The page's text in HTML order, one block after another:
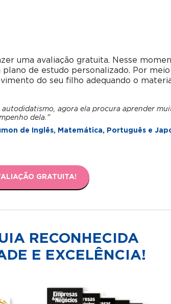
uma avaliação gratuita. Nesse
de estudo personalizado. Por
do seu filho adequando o
agora ela procura aprender
dela."
de Inglês, Matemática, Português e
GRATUITA!
RECONHECIDA
E EXCELÊNCIA!